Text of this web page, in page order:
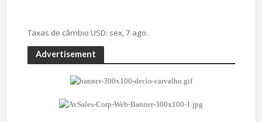
Taxas de câmbio USD: sex, 7 ago.
Advertisement